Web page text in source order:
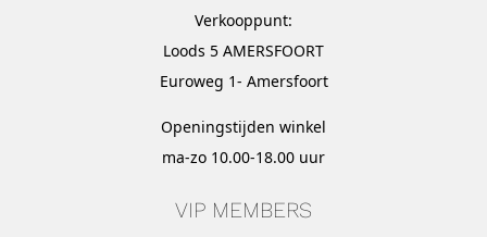
Verkooppunt:
Loods 5 AMERSFOORT
Euroweg 1- Amersfoort
Openingstijden winkel
ma-zo 10.00-18.00 uur
VIP MEMBERS